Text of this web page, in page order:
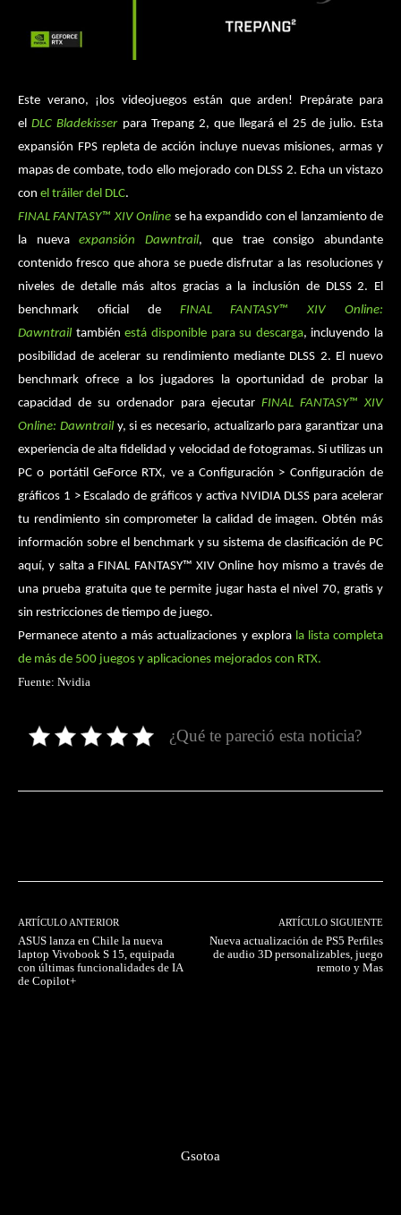
Este verano, ¡los videojuegos están que arden! Prepárate para
elDLC Bladekisserpara Trepang 2, que llegará el 25 de julio. Esta
expansión FPS repleta de acción incluye nuevas misiones, armas y
mapas de combate, todo ello mejorado con DLSS 2. Echa un vistazo
con el tráiler del DLC.
FINAL FANTASY™ XIV Online se ha expandido con el lanzamiento de
la nuevaexpansión Dawntrail, que trae consigo abundante
contenido fresco que ahora se puede disfrutar a las resoluciones y
niveles de detalle más altos gracias a la inclusión de DLSS 2. El
benchmark oficial de FINAL FANTASY™ XIV Online:
Dawntrail tambiénestá disponible para su descarga, incluyendo la
posibilidad de acelerar su rendimiento mediante DLSS 2. El nuevo
benchmark ofrece a los jugadores la oportunidad de probar la
capacidad de su ordenador para ejecutar FINAL FANTASY™ XIV
Online: Dawntrail y, si es necesario, actualizarlo para garantizar una
experiencia de alta fidelidad y velocidad de fotogramas. Si utilizas un
PC o portátil GeForce RTX, ve a Configuración > Configuración de
gráficos 1 > Escalado de gráficos y activa NVIDIA DLSS para acelerar
tu rendimiento sin comprometer la calidad de imagen. Obtén más
información sobre el benchmark y su sistema de clasificación de PC
aquí, y salta a FINAL FANTASY™ XIV Online hoy mismo a través de
una prueba gratuita que te permite jugar hasta el nivel 70, gratis y
sin restricciones de tiempo de juego.
Permanece atento a más actualizaciones y explora la lista completa
de más de 500 juegos y aplicaciones mejorados con RTX.
Fuente: Nvidia
¿Qué te pareció esta noticia?
ARTÍCULO ANTERIOR
ASUS lanza en Chile la nueva
laptop Vivobook S 15, equipada
con últimas funcionalidades de IA
de Copilot+
ARTÍCULO SIGUIENTE
Nueva actualización de PS5 Perfiles
de audio 3D personalizables, juego
remoto y Mas
Gsotoa